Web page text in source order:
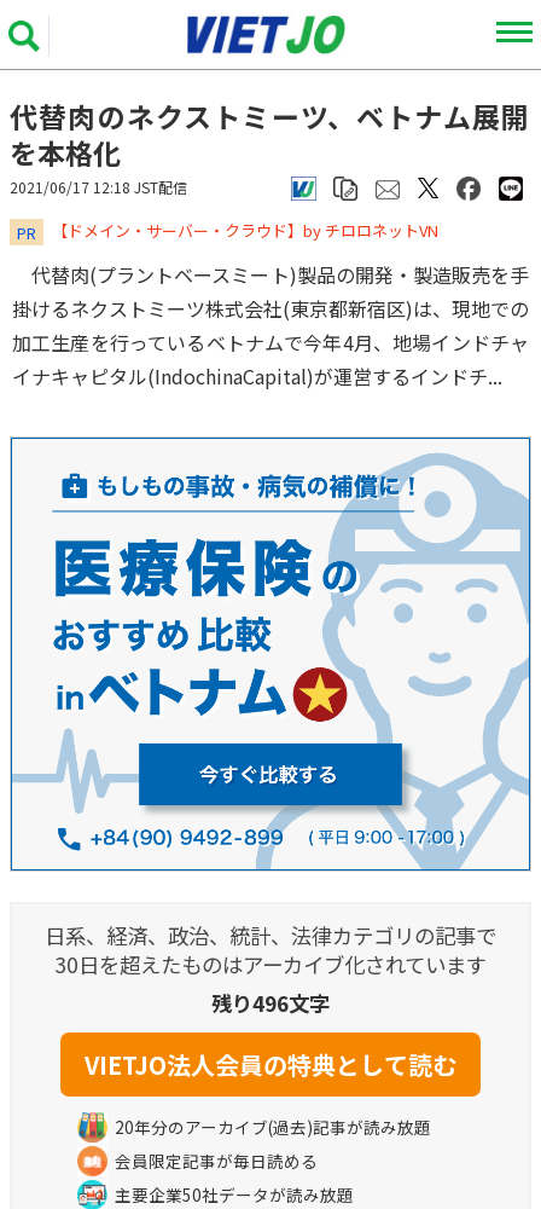
代替肉のネクストミーツ、ベトナム展開
を本格化
2021/06/17 12:18 JST配信
PR ​​​​​​​【ドメイン・サーバー・クラウド】by チロロネットVN
代替肉(プラントベースミート)製品の開発・製造販売を手
掛けるネクストミーツ株式会社(東京都新宿区)は、現地での
加工生産を行っているベトナムで今年4月、地場インドチャ
イナキャピタル(IndochinaCapital)が運営するインドチ...
日系、経済、政治、統計、法律カテゴリの記事で
30日を超えたものはアーカイブ化されています
残り496文字
20年分のアーカイブ(過去)記事が読み放題
会員限定記事が毎日読める
主要企業50社データが読み放題